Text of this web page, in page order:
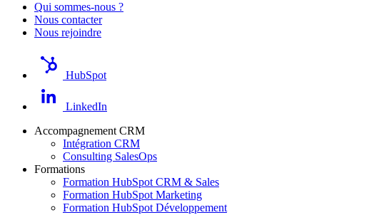
Qui sommes-nous ?
Nous contacter
Nous rejoindre
HubSpot
LinkedIn
Accompagnement CRM
Intégration CRM
Consulting SalesOps
Formations
Formation HubSpot CRM & Sales
Formation HubSpot Marketing
Formation HubSpot Développement